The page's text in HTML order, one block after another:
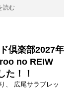
読む
倶楽部2027年
no REIW
た！！
、 広尾サラブレッ